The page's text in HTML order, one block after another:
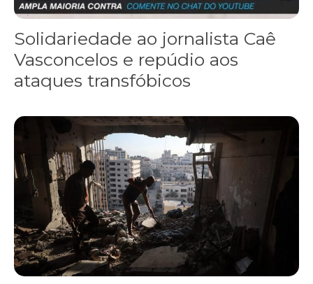
Solidariedade ao jornalista Caê
Vasconcelos e repúdio aos
ataques transfóbicos
“Funeral para toda Gaza” — enquanto o Conselho da Paz